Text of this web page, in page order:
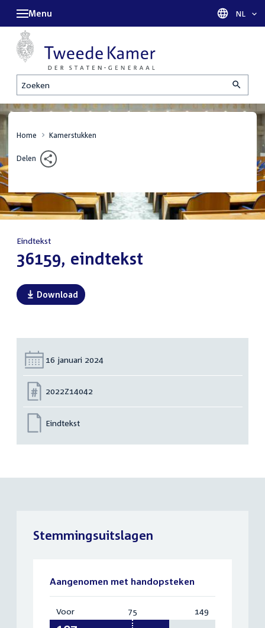
Zoeken
Menu Taal
NL
Home Kamerstukken
Delen
Eindtekst
:36159, eindtekst
Download
Datum:
16 januari 2024
Nummer:
2022Z14042
Eindtekst
Stemmingsuitslagen
Aangenomen met handopsteken
Voor:
107
75 149